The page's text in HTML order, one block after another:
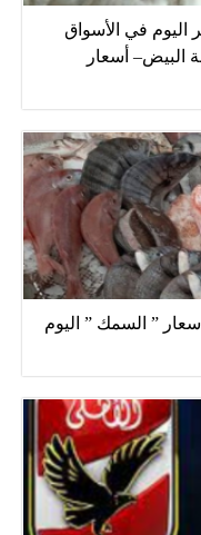
في الأسواق
البيض– أسعار
” السمك ” اليوم